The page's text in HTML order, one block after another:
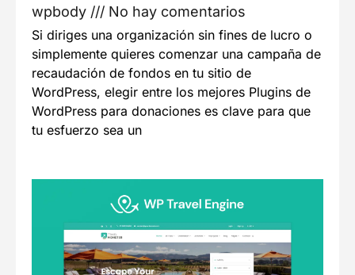
wpbody No hay comentarios
Si diriges una organización sin fines de lucro o
simplemente quieres comenzar una campaña de
recaudación de fondos en tu sitio de
WordPress, elegir entre los mejores Plugins de
WordPress para donaciones es clave para que
tu esfuerzo sea un